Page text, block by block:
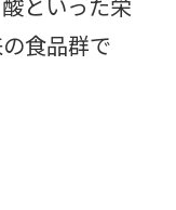
といった栄
食品群で